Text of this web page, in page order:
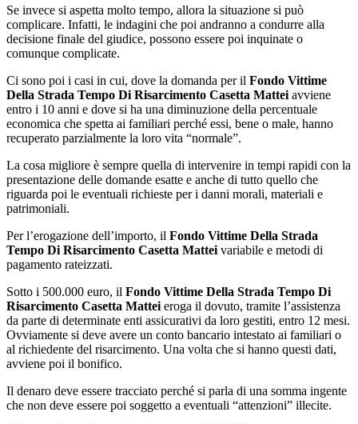
Se invece si aspetta molto tempo, allora la situazione si può
complicare. Infatti, le indagini che poi andranno a condurre alla
decisione finale del giudice, possono essere poi inquinate o
comunque complicate.
Ci sono poi i casi in cui, dove la domanda per il Fondo Vittime
Della Strada Tempo Di Risarcimento Casetta Mattei avviene
entro i 10 anni e dove si ha una diminuzione della percentuale
economica che spetta ai familiari perché essi, bene o male, hanno
recuperato parzialmente la loro vita “normale”.
La cosa migliore è sempre quella di intervenire in tempi rapidi con la
presentazione delle domande esatte e anche di tutto quello che
riguarda poi le eventuali richieste per i danni morali, materiali e
patrimoniali.
Per l’erogazione dell’importo, il Fondo Vittime Della Strada
Tempo Di Risarcimento Casetta Mattei variabile e metodi di
pagamento rateizzati.
Sotto i 500.000 euro, il Fondo Vittime Della Strada Tempo Di
Risarcimento Casetta Mattei eroga il dovuto, tramite l’assistenza
da parte di determinate enti assicurativi da loro gestiti, entro 12 mesi.
Ovviamente si deve avere un conto bancario intestato ai familiari o
al richiedente del risarcimento. Una volta che si hanno questi dati,
avviene poi il bonifico.
Il denaro deve essere tracciato perché si parla di una somma ingente
che non deve essere poi soggetto a eventuali “attenzioni” illecite.